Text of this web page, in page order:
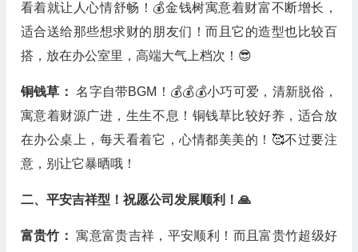
看着就让人心情舒畅！💰金钱树寓意着财富不断增长，
适合送给那些想求财的朋友们！而且它的造型也比较百
搭，放在办公室里，高端大气上档次！😎
铜钱草：名字自带BGM！💰💰💰小巧可爱，清新脱俗，
寓意着财源广进，生生不息！铜钱草比较好养，适合放
在办公桌上，每天看着它，心情都美美的！🥰不过要注
意，别让它暴晒哦！
二、平安吉祥型！祝愿公司发展顺利！🙏
富贵竹：寓意富贵吉祥，平安顺利！而且富贵竹超级好